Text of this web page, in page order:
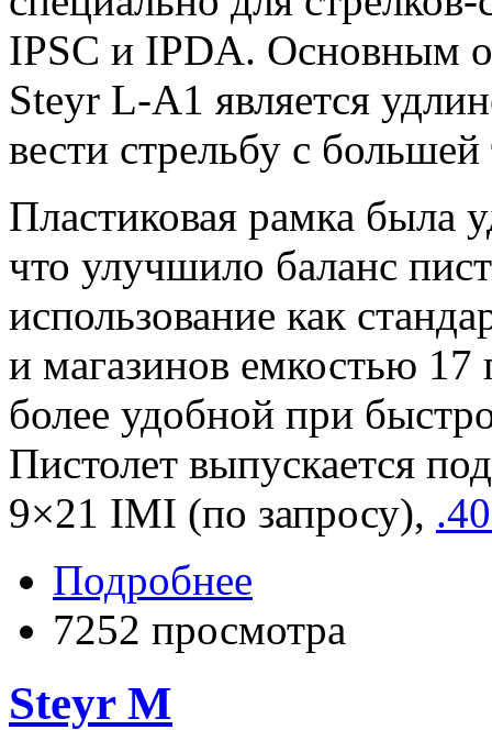
IPSC и IPDA. Основным
Steyr L-A1 является
вести стрельбу с
Пластиковая рамка была
что улучшило баланс
использование как
и магазинов емкостью
более удобной при
Пистолет выпускается
9×21 IMI (по запросу),
Подробнее
7252 просмотра
Steyr M